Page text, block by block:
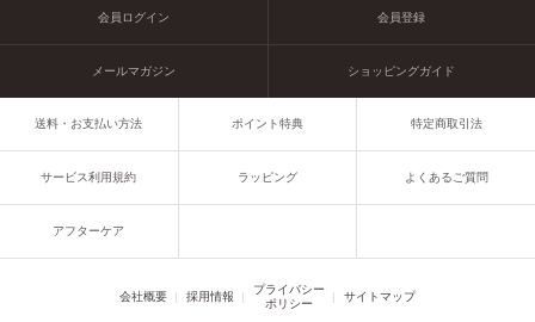
会員ログイン 会員登録
メールマガジン ショッピングガイド
送料・お支払い方法 ポイント特典 特定商取引法
サービス利用規約 ラッピング よくあるご質問
アフターケア
会社概要 採用情報
プライバシー
ポリシー
サイトマップ